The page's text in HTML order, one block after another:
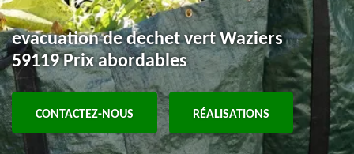
evacuation de dechet vert Waziers
59119 Prix abordables
CONTACTEZ-NOUS RÉALISATIONS